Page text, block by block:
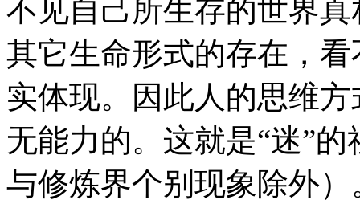
不见自己所生存的世界
其它生命形式的存在，
实体现。因此人的思维
无能力的。这就是“迷”
与修炼界个别现象除外）